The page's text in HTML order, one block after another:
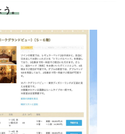
う。